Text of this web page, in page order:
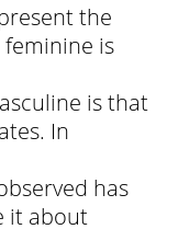
the
is
is that
In
has
it about